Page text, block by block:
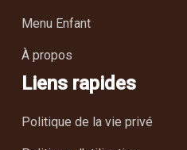
Menu Enfant
À propos
Liens rapides
Politique de la vie privé